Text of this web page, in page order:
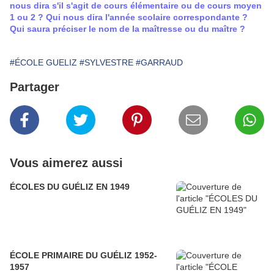
nous dira s'il s'agit de cours élémentaire ou de cours moyen
1 ou 2 ? Qui nous dira l'année scolaire correspondante ?
Qui saura préciser le nom de la maîtresse ou du maître ?
#ÉCOLE GUELIZ #SYLVESTRE #GARRAUD
Partager
Vous aimerez aussi
ÉCOLES DU GUÉLIZ EN 1949
ÉCOLE PRIMAIRE DU GUÉLIZ 1952-
1957